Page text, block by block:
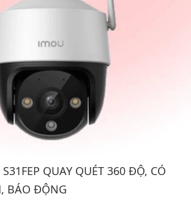
sản phẩm Camera imou S31FEP quay
QUAY QUÉT 360 ĐỘ, CÓ
BÁO ĐỘNG